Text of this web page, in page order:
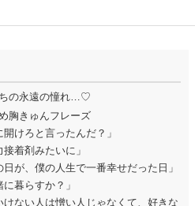
ちの永遠の憧れ…♡
胸きゅんフレーズ
けろと言ったんだ？」
着剤みたいに」
日が、僕の人生で一番幸せだった日」
暮らすか？」
けない人は憎い人じゃなくて、好きな